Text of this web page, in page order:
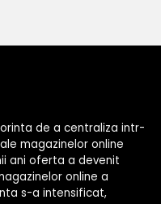
de a centraliza intr-
magazinelor online
ani oferta a devenit
online a
s-a intensificat,